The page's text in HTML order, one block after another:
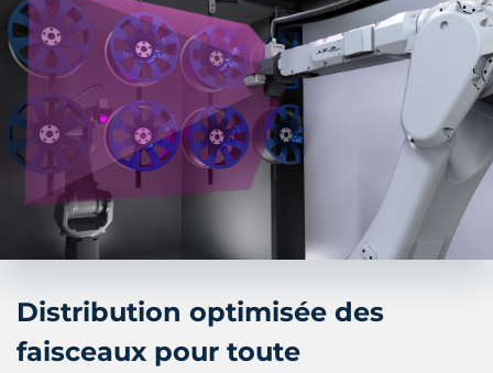
Distribution optimisée des
faisceaux pour toute